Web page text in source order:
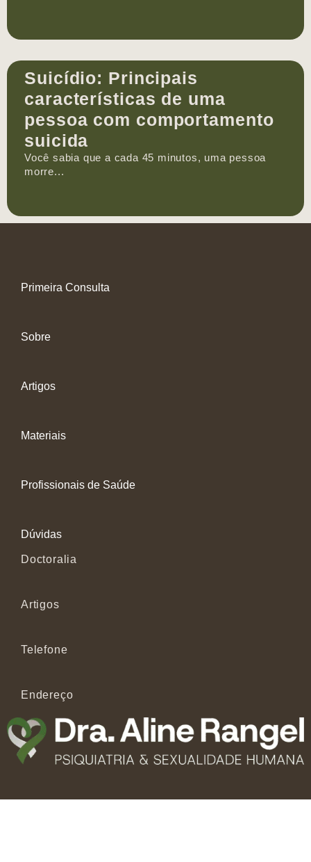
Suicídio: Principais
características de uma
pessoa com comportamento
suicida
Você sabia que a cada 45 minutos, uma pessoa
morre...
Primeira Consulta
Sobre
Artigos
Materiais
Profissionais de Saúde
Dúvidas
Doctoralia
Artigos
Telefone
Endereço